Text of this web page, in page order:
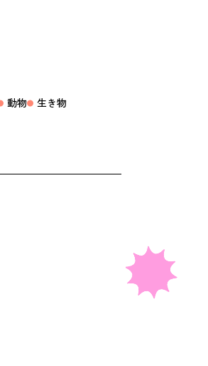
動物 生き物